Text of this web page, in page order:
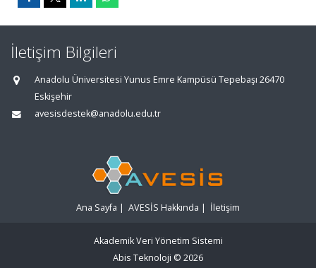
İletişim Bilgileri
Anadolu Üniversitesi Yunus Emre Kampüsü Tepebaşı 26470
Eskişehir
avesisdestek@anadolu.edu.tr
Ana Sayfa | AVESİS Hakkında | İletişim
Akademik Veri Yönetim Sistemi
Abis Teknoloji © 2026